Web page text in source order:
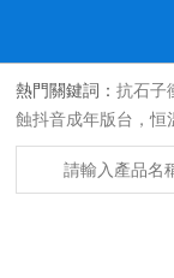
熱門關鍵詞：抗石子
蝕抖音成年版台，恒
耐氣候老化抖音成年
箱，淋雨抖音成年